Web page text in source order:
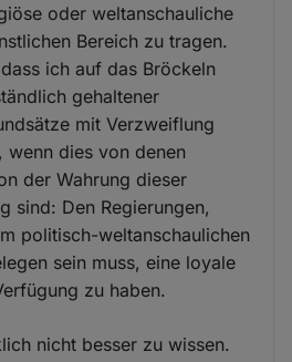
oder weltanschauliche
Bereich zu tragen.
ich auf das Bröckeln
gehaltener
mit Verzweiflung
dies von denen
der Wahrung dieser
sind: Den Regierungen,
politisch-weltanschaulichen
sein muss, eine loyale
zu haben.
nicht besser zu wissen.